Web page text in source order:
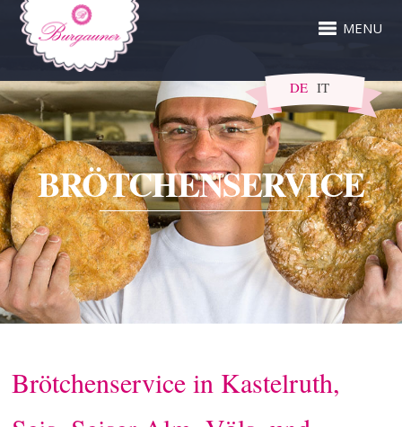
MENU
DE IT
BRÖTCHENSERVICE
Brötchenservice in Kastelruth,